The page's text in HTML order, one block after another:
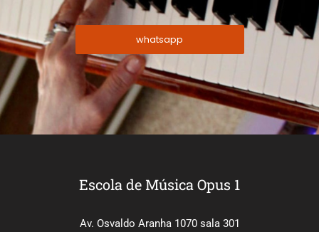
whatsapp
Escola de Música Opus 1
Av. Osvaldo Aranha 1070 sala 301